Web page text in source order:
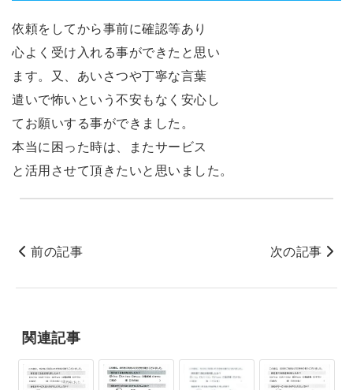
依頼をしてから事前に確認等あり
心よく受け入れる事ができたと思い
ます。又、あいさつや丁寧な言葉
遣いで怖いという不安もなく安心し
てお願いする事ができました。
本当に困った時は、またサービス
と活用させて頂きたいと思いました。
前の記事 次の記事
関連記事